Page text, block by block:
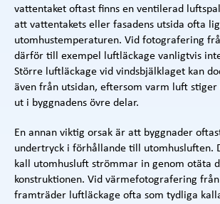
vattentaket oftast finns en ventilerad
att vattentakets eller fasadens utsida ofta
utomhustemperaturen. Vid fotografering
därför till exempel luftläckage vanligtvis
Större luftläckage vid vindsbjälklaget kan
även från utsidan, eftersom varm luft stiger
ut i byggnadens övre delar.
En annan viktig orsak är att byggnader
undertryck i förhållande till utomhusluften.
kall utomhusluft strömmar in genom otäta
konstruktionen. Vid värmefotografering
framträder luftläckage ofta som tydliga